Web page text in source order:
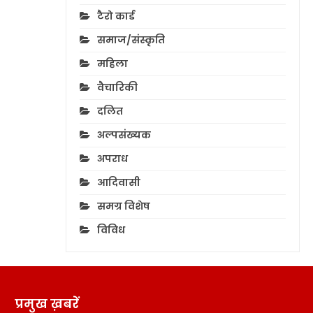
टैरो कार्ड
समाज/संस्कृति
महिला
वैचारिकी
दलित
अल्पसंख्यक
अपराध
आदिवासी
समग्र विशेष
विविध
प्रमुख ख़बरें